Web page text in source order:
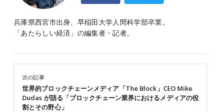
兵庫県西宮市出身、早稲田大学人間科学部卒業。
「あたらしい経済」の編集者・記者。
次の記事
世界的ブロックチェーンメディア「The Block」CEO Mike
Dudas が語る「ブロックチェーン業界におけるメディアの役
割とその野心」